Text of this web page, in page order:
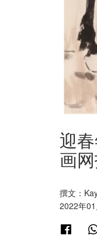
迎
画
撰文：
2022年